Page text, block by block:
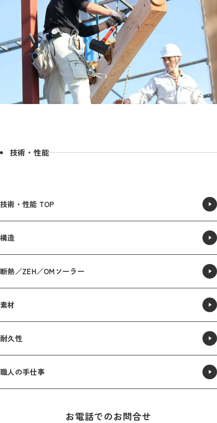
技術・性能
技術・性能 TOP
構造
断熱／ZEH／OMソーラー
素材
耐久性
職人の手仕事
お電話でのお問合せ